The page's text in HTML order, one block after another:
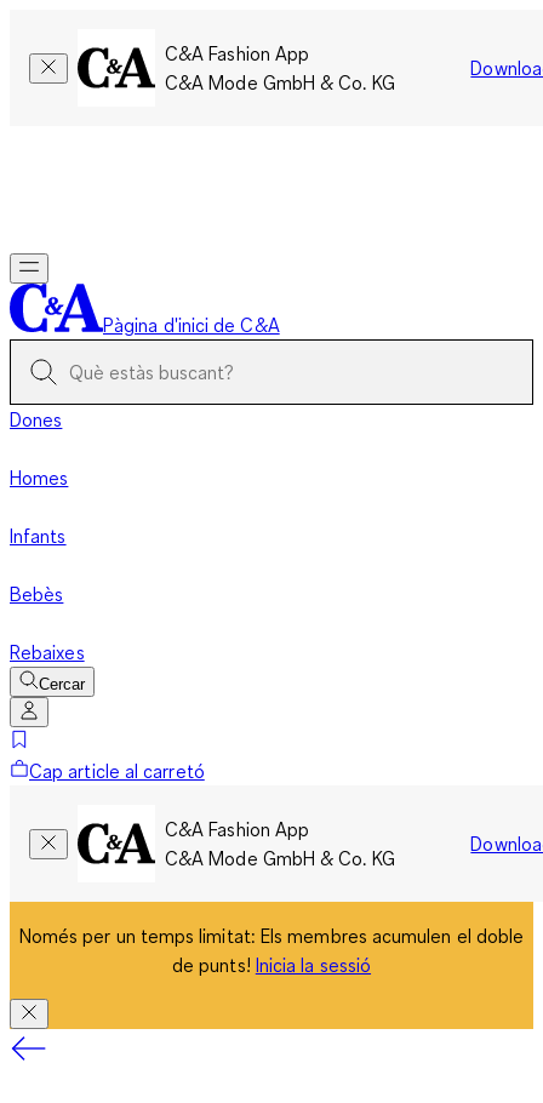
C&A Fashion App
C&A Mode GmbH & Co. KG
Pàgina d'inici de C&A
Dones
Homes
Infants
Bebès
Rebaixes
Cercar
Cap article al carretó
C&A Fashion App
C&A Mode GmbH & Co. KG
Només per un temps limitat: Els membres acumulen el doble
de punts! Inicia la sessió